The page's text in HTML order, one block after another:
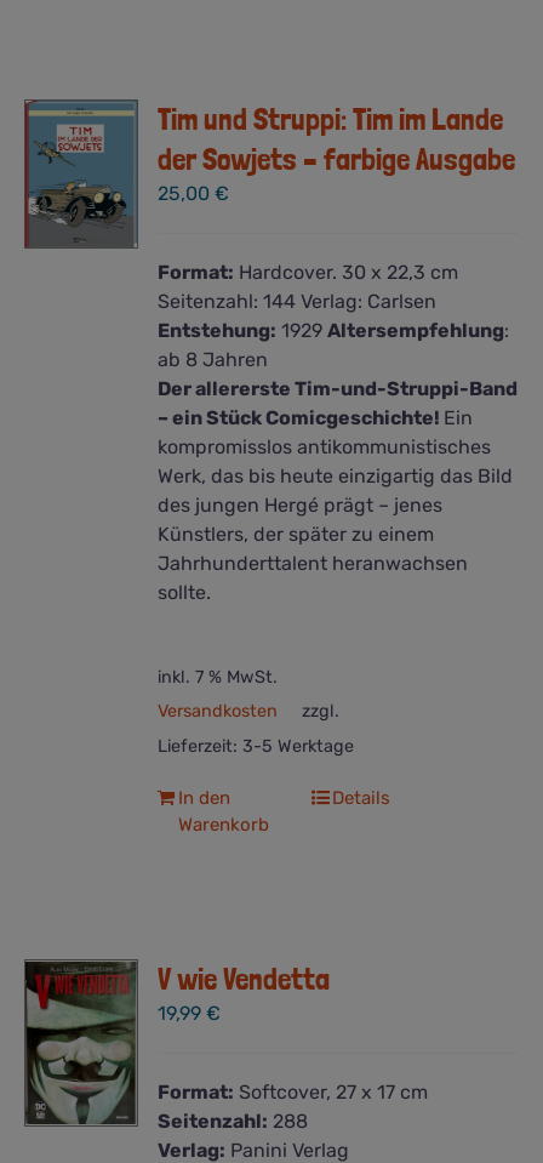
Tim und Struppi: Tim im Lande
der Sowjets – farbige Ausgabe
25,00€
Format: Hardcover. 30 x 22,3 cm
Seitenzahl: 144Verlag: Carlsen
Entstehung: 1929Altersempfehlung:
ab 8 Jahren
Der allererste Tim-und-Struppi-Band
– ein Stück Comicgeschichte! Ein
kompromisslos antikommunistisches
Werk, das bis heute einzigartig das Bild
des jungen Hergé prägt – jenes
Künstlers, der später zu einem
Jahrhunderttalent heranwachsen
sollte.
inkl. 7 % MwSt.
zzgl.
Versandkosten
Lieferzeit: 3-5 Werktage
In den
Warenkorb
Details
V wie Vendetta
19,99€
Format: Softcover, 27 x 17 cm
Seitenzahl: 288
Verlag: Panini Verlag